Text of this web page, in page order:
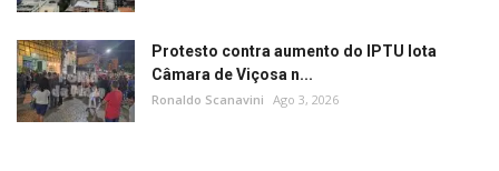
Protesto contra aumento do IPTU lota
Câmara de Viçosa n...
Ronaldo Scanavini Ago 3, 2026